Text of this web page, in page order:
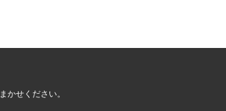
かせください。